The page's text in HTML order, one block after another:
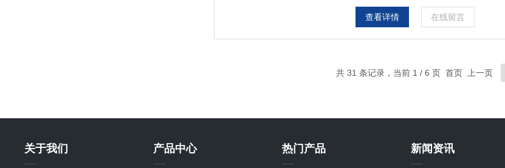
查看详情 在线留言
共 31 条记录，当前 1 / 6 页 首页 上一页
关于我们 产品中心 热门产品 新闻资讯